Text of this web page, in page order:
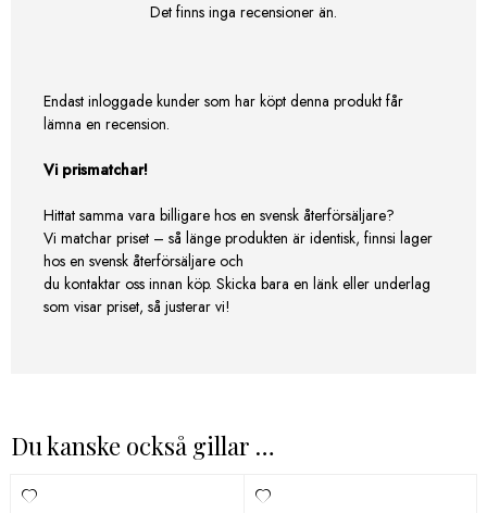
Det finns inga recensioner än.
Endast inloggade kunder som har köpt denna produkt får
lämna en recension.
Vi prismatchar!
Hittat samma vara billigare hos en svensk återförsäljare?
Vi matchar priset – så länge produkten är identisk, finnsi lager
hos en svensk återförsäljare och
du kontaktar oss innan köp. Skicka bara en länk eller underlag
som visar priset, så justerar vi!
Du kanske också gillar …